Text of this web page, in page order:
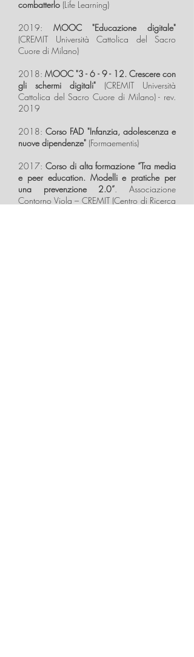
combatterlo (Life Learning)
2019: MOOC "Educazione digitale"
(CREMIT Università Cattolica del Sacro
Cuore di Milano)
2018:MOOC "3 - 6 - 9 - 12. Crescere con
gli schermi digitali" (CREMIT Università
Cattolica del Sacro Cuore di Milano) - rev.
2019
2018:Corso FAD "Infanzia, adolescenza e
nuove dipendenze" (Formaementis)
2017: Corso di alta formazione “Tra media
e peer education. Modelli e pratiche per
una prevenzione 2.0”. Associazione
Contorno Viola – CREMIT (Centro di Ricerca